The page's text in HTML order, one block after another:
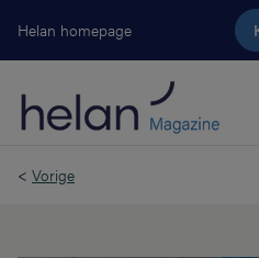
Ga naar de
Helan homepage
< Vorige